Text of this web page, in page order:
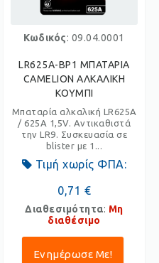
Κωδικός: 09.04.0001
LR625A-BP1 ΜΠΑΤΑΡΙΑ
CAMELION ΑΛΚΑΛΙΚΗ
ΚΟΥΜΠΙ
Μπαταρία αλκαλική LR625A
/ 625A 1,5V. Αντικαθιστά
την LR9. Συσκευασία σε
blister με 1...
Τιμή χωρίς ΦΠΑ:
0,71 €
Διαθεσιμότητα: Μη
διαθέσιμο
Ενημέρωσε Με!